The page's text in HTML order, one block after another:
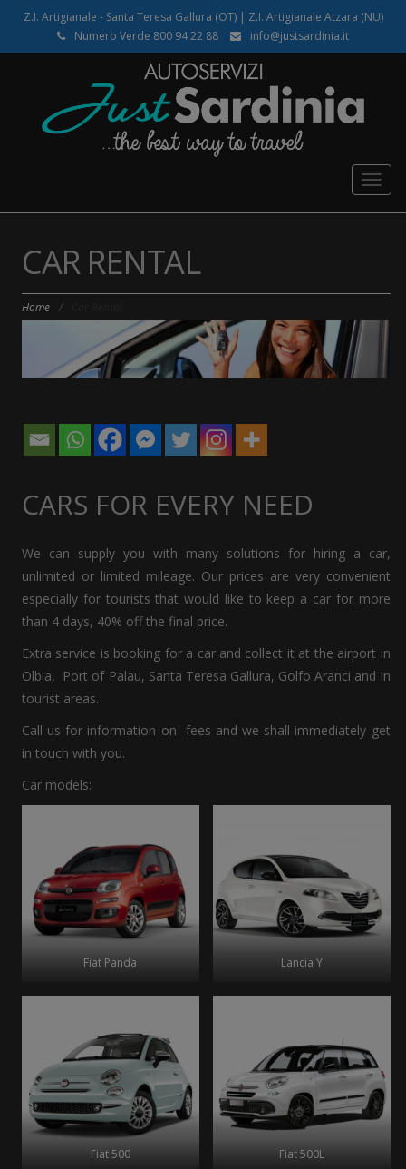
Z.I. Artigianale - Santa Teresa Gallura (OT) | Z.I. Artigianale Atzara (NU)
Numero Verde 800 94 22 88
info@justsardinia.it
CAR RENTAL
Home /
CARS FOR EVERY NEED
We can supply you with many solutions for hiring a car,
unlimited or limited mileage. Our prices are very convenient
especially for tourists that would like to keep a car for more
than 4 days, 40% off the final price.
Extra service is booking for a car and collect it at the airport in
Olbia, Port of Palau, Santa Teresa Gallura, Golfo Aranci and in
tourist areas.
Call us for information on fees and we shall immediately get
in touch with you.
Car models:
Fiat Panda Lancia Y
Fiat 500 Fiat 500L